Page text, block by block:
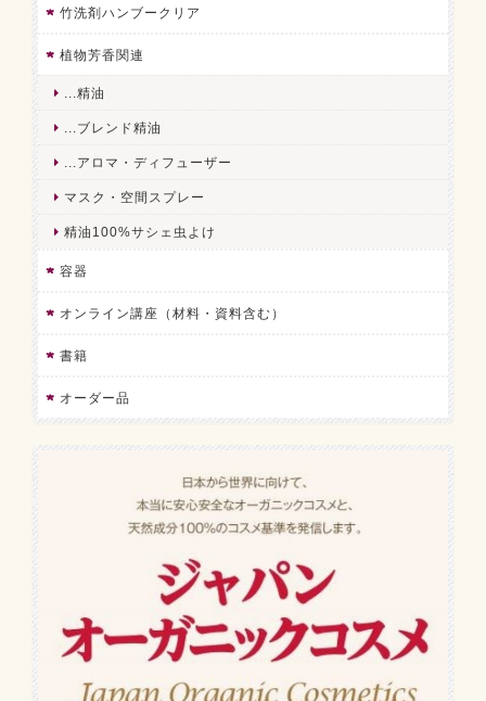
竹洗剤ハンブークリア
植物芳香関連
...精油
...ブレンド精油
...アロマ・ディフューザー
マスク・空間スプレー
精油100%サシェ虫よけ
容器
オンライン講座（材料・資料含む）
書籍
オーダー品